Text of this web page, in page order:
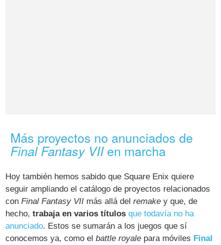
Más proyectos no anunciados de
Final Fantasy VIIen marcha
Hoy también hemos sabido que Square Enix quiere
seguir ampliando el catálogo de proyectos relacionados
conFinal Fantasy VII más allá delremake y que, de
hecho,trabaja en varios títulos que todavía no ha
anunciado. Estos se sumarán a los juegos que sí
conocemos ya, como elbattle royale para móviles Final